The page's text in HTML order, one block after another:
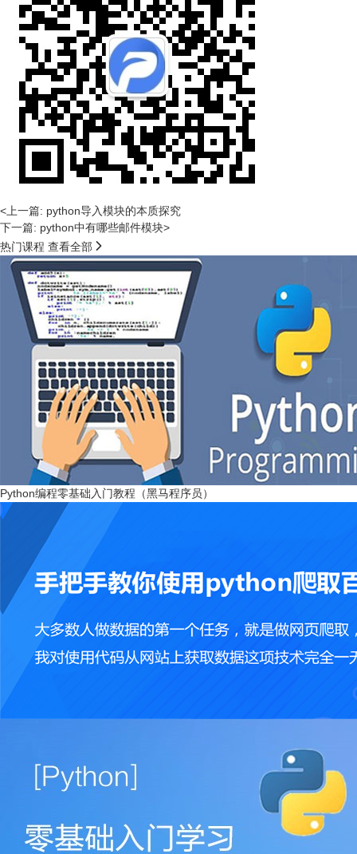
<上一篇: python导入模块的本质探究
下一篇: python中有哪些邮件模块>
热门课程 查看全部 
Python编程零基础入门教程（黑马程序员）